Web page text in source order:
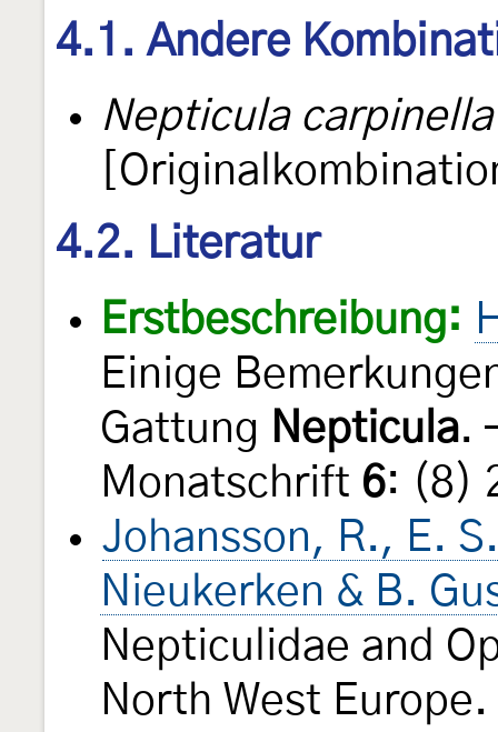
4.1. Andere
Nepticula carpinella
4.2. Literatur
Erstbeschreibung:
Einige
Gattung Nepticula.
Monatschrift 6: (8)
Johansson, R., E.
Nieukerken & B.
Nepticulidae and
North West